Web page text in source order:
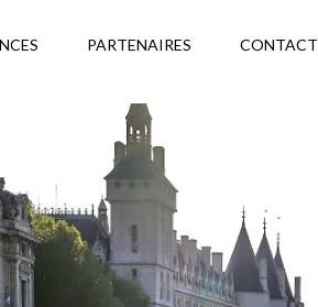
PARTENAIRES CONTACT